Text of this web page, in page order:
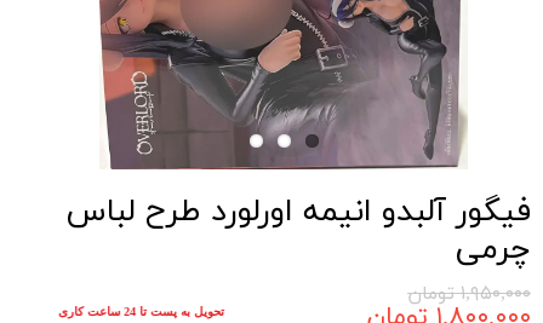
فیگور آلبدو انیمه اورلورد طرح لباس
چرمی
۱,۹۵۰,۰۰۰ تومان
تحویل به پست تا 24 ساعت کاری